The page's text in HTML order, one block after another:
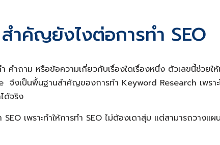
ำคัญยังไงต่อการทำ SEO
าม หรือข้อความเกี่ยวกับเรื่องใดเรื่องหนึ่ง ตัวเลขนี้ช่วยให้
จึงเป็นพื้นฐานสำคัญของการทำ Keyword Research เพรา
ด้จริง
เพราะทำให้การทำ SEO ไม่ต้องเดาสุ่ม แต่สามารถวางแผ